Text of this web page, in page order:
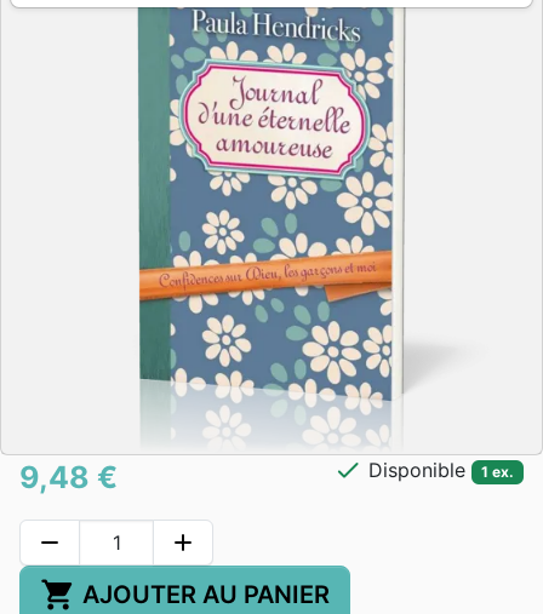
9,48 € check Disponible 1 ex.
remove add
shopping_cart AJOUTER AU PANIER